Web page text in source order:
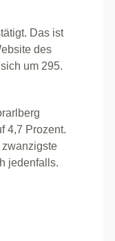
Das ist
des
um 295.
4,7 Prozent.
jedenfalls.